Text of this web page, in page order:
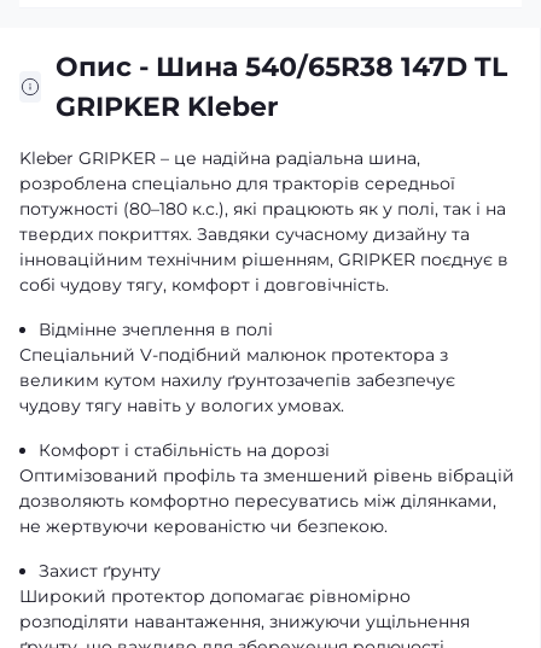
Опис - Шина 540/65R38 147D TL
GRIPKER Kleber
Kleber GRIPKER – це надійна радіальна шина,
розроблена спеціально для тракторів середньої
потужності (80–180 к.с.), які працюють як у полі, так і на
твердих покриттях. Завдяки сучасному дизайну та
інноваційним технічним рішенням, GRIPKER поєднує в
собі чудову тягу, комфорт і довговічність.
Відмінне зчеплення в полі
Спеціальний V-подібний малюнок протектора з
великим кутом нахилу ґрунтозачепів забезпечує
чудову тягу навіть у вологих умовах.
Комфорт і стабільність на дорозі
Оптимізований профіль та зменшений рівень вібрацій
дозволяють комфортно пересуватись між ділянками,
не жертвуючи керованістю чи безпекою.
Захист ґрунту
Широкий протектор допомагає рівномірно
розподіляти навантаження, знижуючи ущільнення